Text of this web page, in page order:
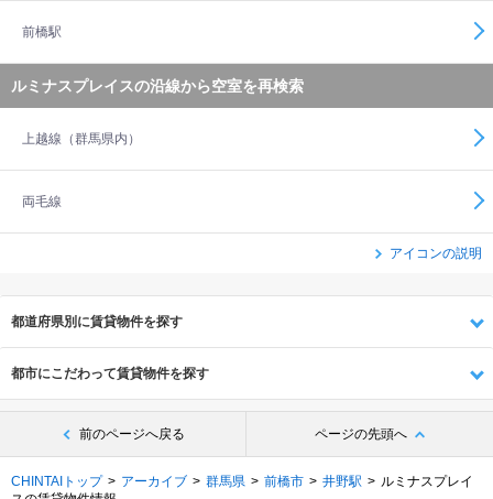
前橋駅
ルミナスプレイスの沿線から空室を再検索
上越線（群馬県内）
両毛線
アイコンの説明
都道府県別に賃貸物件を探す
都市にこだわって賃貸物件を探す
前のページへ戻る ページの先頭へ
CHINTAIトップ アーカイブ 群馬県 前橋市 井野駅
ルミナスプレイ